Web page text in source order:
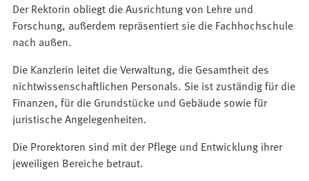
Der Rektorin obliegt die Ausrichtung von Lehre und
Forschung, außerdem repräsentiert sie die Fachhochschule
nach außen.
Die Kanzlerin leitet die Verwaltung, die Gesamtheit des
nichtwissenschaftlichen Personals. Sie ist zuständig für die
Finanzen, für die Grundstücke und Gebäude sowie für
juristische Angelegenheiten.
Die Prorektoren sind mit der Pflege und Entwicklung ihrer
jeweiligen Bereiche betraut.